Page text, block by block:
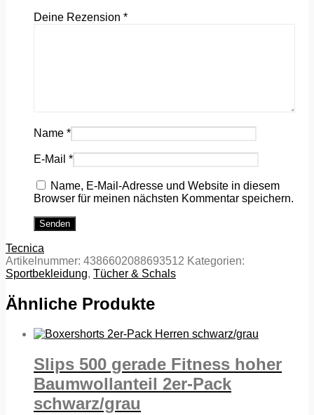
Deine Rezension *
Name *
E-Mail *
Name, E-Mail-Adresse und Website in diesem
Browser für meinen nächsten Kommentar speichern.
Tecnica
Artikelnummer: 4386602088693512 Kategorien:
Sportbekleidung, Tücher & Schals
Ähnliche Produkte
Slips 500 gerade Fitness hoher
Baumwollanteil 2er-Pack
schwarz/grau